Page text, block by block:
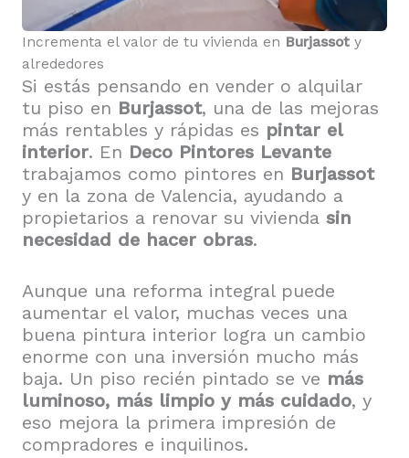
Incrementa el valor de tu vivienda en Burjassot y
alrededores
Si estás pensando en vender o alquilar
tu piso en Burjassot, una de las mejoras
más rentables y rápidas es pintar el
interior. En Deco Pintores Levante
trabajamos como pintores en Burjassot
y en la zona de Valencia, ayudando a
propietarios a renovar su vivienda sin
necesidad de hacer obras.
Aunque una reforma integral puede
aumentar el valor, muchas veces una
buena pintura interior logra un cambio
enorme con una inversión mucho más
baja. Un piso recién pintado se ve más
luminoso, más limpio y más cuidado, y
eso mejora la primera impresión de
compradores e inquilinos.